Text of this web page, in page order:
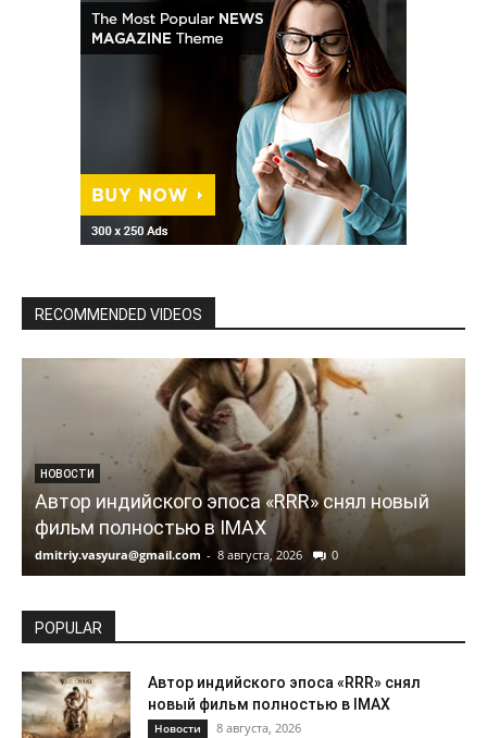
RECOMMENDED VIDEOS
НОВОСТИ
Автор индийского эпоса «RRR» снял новый
фильм полностью в IMAX
dmitriy.vasyura@gmail.com - 8 августа, 2026 0
POPULAR
Автор индийского эпоса «RRR» снял
новый фильм полностью в IMAX
Новости 8 августа, 2026